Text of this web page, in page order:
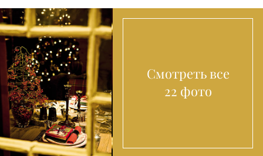
Смотреть все
22 фото